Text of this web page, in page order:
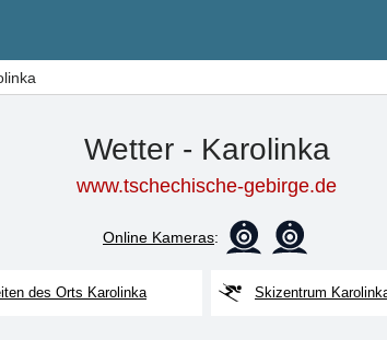
Wetter - Karolinka
www.tschechische-gebirge.de
Online Kameras:
des Orts Karolinka Skizentrum